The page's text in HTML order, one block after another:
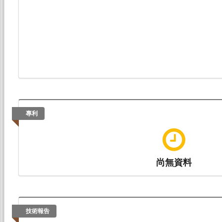
專利
尚無資料
技術報告